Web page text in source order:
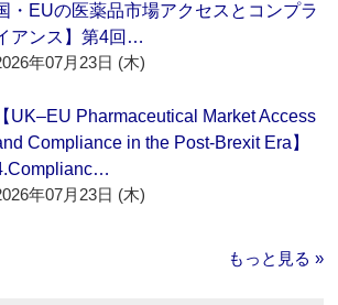
・EUの医薬品市場アクセスとコンプラ
アンス】第4回…
年07月23日 (木)
【UK–EU Pharmaceutical Market Access
Compliance in the Post-Brexit Era】
年07月23日 (木)
もっと見る »